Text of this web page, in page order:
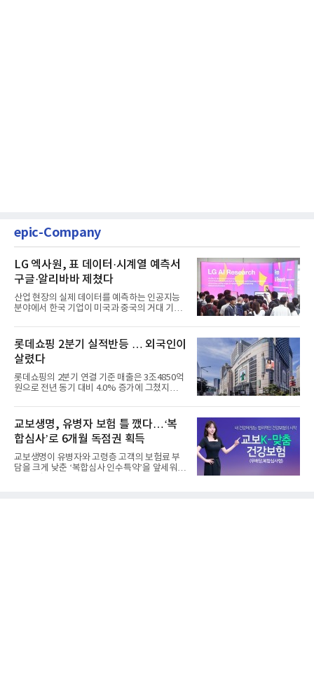
epic-Company
LG 엑사원, 표 데이터·시계열 예측서
구글·알리바바 제쳤다
산업 현장의 실제 데이터를 예측하는 인공지능
분야에서 한국 기업이 미국과 중국의 거대 기술
롯데쇼핑 2분기 실적반등 … 외국인이
살렸다
롯데쇼핑의 2분기 연결 기준 매출은 3조4850억
원으로 전년 동기 대비 4.0% 증가에 그쳤지만,
교보생명, 유병자 보험 틀 깼다…‘복
합심사’로 6개월 독점권 획득
교보생명이 유병자와 고령층 고객의 보험료 부
담을 크게 낮춘 ‘복합심사 인수특약’을 앞세워